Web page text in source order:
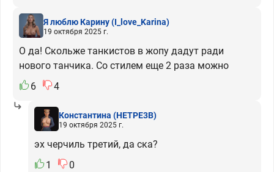
Я люблю Карину(I_love_Karina)
19 октября 2025 г.
О да! Скольже танкистов в жопу дадут ради
нового танчика. Со стилем еще 2 раза можно
6
4
Константина (HETPE3B)
19 октября 2025 г.
эх черчиль третий, да ска?
1
0